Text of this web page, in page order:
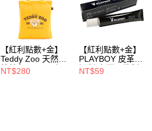
資料（包含姓名、電話或地址）提供予台灣大
用，由本公司與您本人進行分期帳單所需資料
3.完整用戶服務條款，請詳閱以下連結：
7-11取貨付款
每筆NT$100，滿NT$900(含以上)免運費
付款後7-11取貨
每筆NT$100，滿NT$700(含以上)免運費
【紅利點數+金】
Teddy Zoo 天然全
棉純色Friendly帆
布袋-黃色
NT$280
【紅利點數+金】
PLAYBOY 皮革去
污劑(台灣哥倫製)-
(Y4003)
NT$59